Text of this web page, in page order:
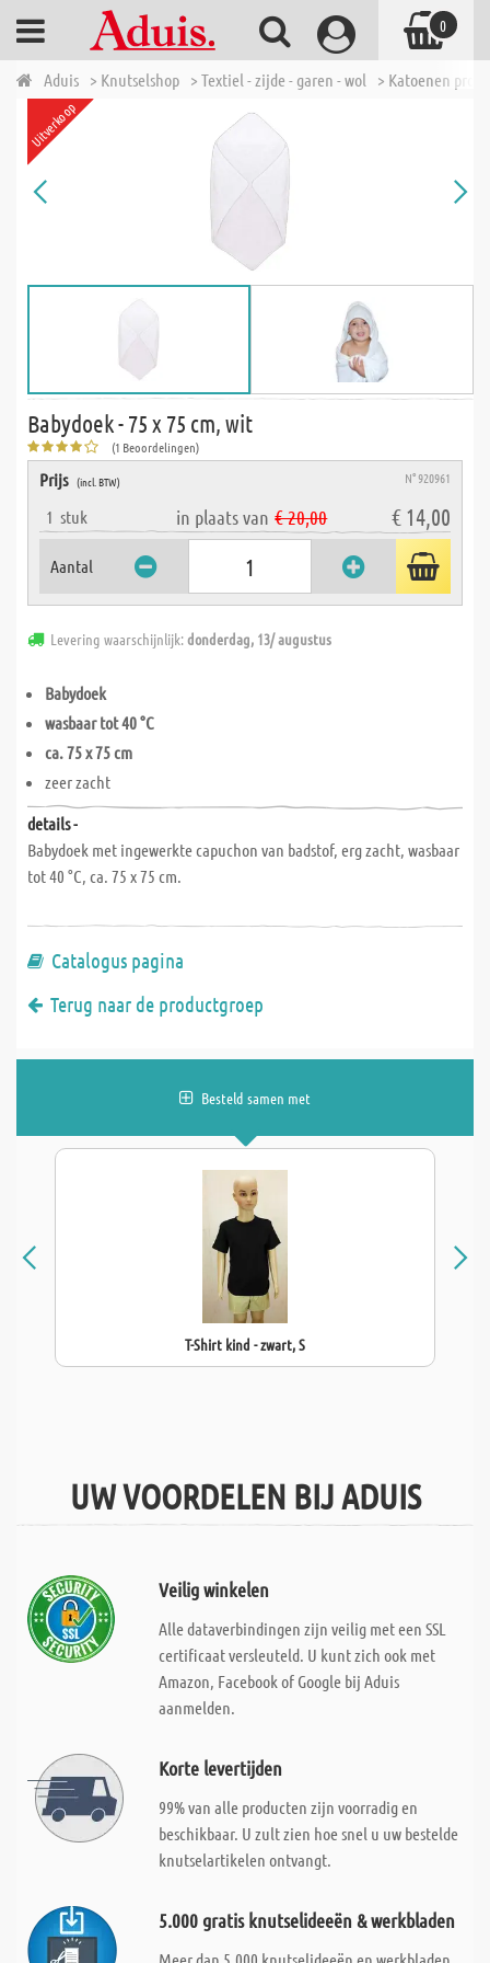
Aduis > Knutselshop > Textiel - zijde - garen - wol > Katoenen
Uitverkoop
Babydoek - 75 x 75 cm, wit
(1 Beoordelingen)
Prijs (incl. BTW) N° 920961
1 stuk in plaats van € 20,00 € 14,00
Aantal
Levering waarschijnlijk:donderdag, 13/ augustus
Babydoek
wasbaar tot 40 °C
ca. 75 x 75 cm
zeer zacht
details -
Babydoek met ingewerkte capuchon van badstof, erg zacht, wasbaar
tot 40 °C, ca. 75 x 75 cm.
Catalogus pagina
Terug naar de productgroep
Besteld samen met
T-Shirt kind - zwart, S
UW VOORDELEN BIJ ADUIS
Veilig winkelen
Alle dataverbindingen zijn veilig met een SSL
certificaat versleuteld. U kunt zich ook met
Amazon, Facebook of Google bij Aduis
aanmelden.
Korte levertijden
99% van alle producten zijn voorradig en
beschikbaar. U zult zien hoe snel u uw bestelde
knutselartikelen ontvangt.
5.000 gratis knutselideeën & werkbladen
0